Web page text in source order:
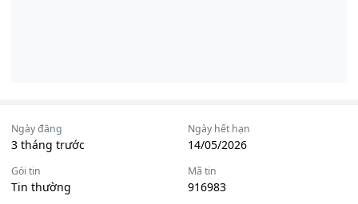
Ngày đăng
3 tháng trước
Ngày hết hạn
14/05/2026
Gói tin
Tin thường
Mã tin
916983